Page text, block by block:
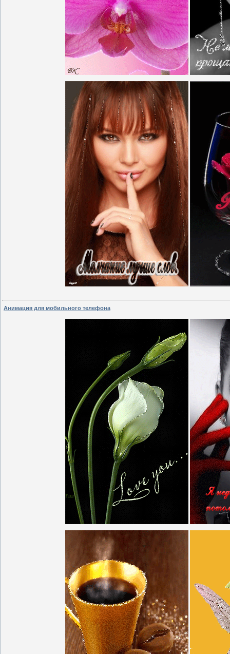
Анимация для мобильного телефона